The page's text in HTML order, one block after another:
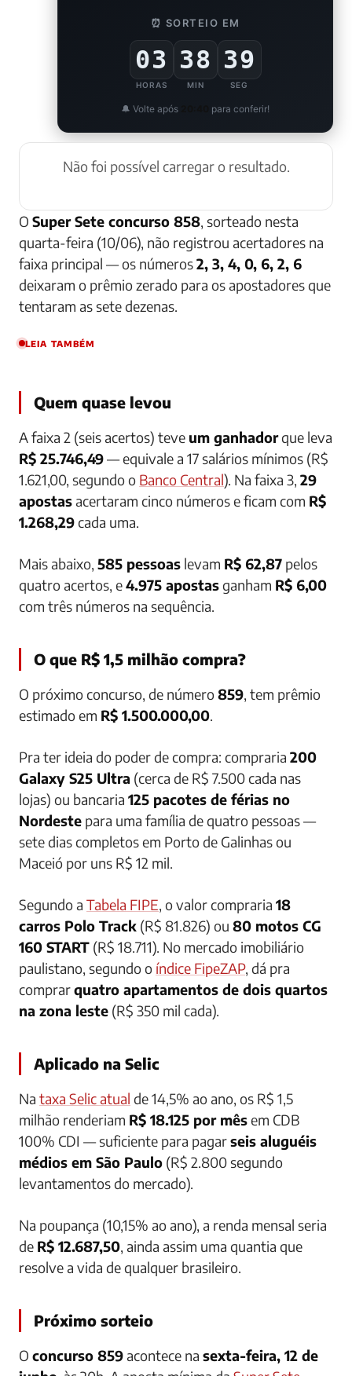
⏰ SORTEIO EM
03
HORAS
38
MIN
38
SEG
🔔 Volte após para conferir!
Não foi possível carregar o resultado.
O Super Sete concurso 858, sorteado nesta
quarta-feira (10/06), não registrou acertadores na
faixa principal — os números2, 3, 4, 0, 6, 2, 6
deixaram o prêmio zerado para os apostadores que
tentaram as sete dezenas.
LEIA TAMBÉM
Quem quase levou
A faixa 2 (seis acertos) teve um ganhadorque leva
R$ 25.746,49— equivale a 17 salários mínimos (R$
1.621,00, segundo o Banco Central). Na faixa 3, 29
apostasacertaram cinco números e ficam com R$
1.268,29cada uma.
Mais abaixo, 585 pessoas levam R$ 62,87 pelos
quatro acertos, e4.975 apostasganham R$ 6,00
com três números na sequência.
O que R$ 1,5 milhão compra?
O próximo concurso, de número859, tem prêmio
estimado em R$ 1.500.000,00.
Pra ter ideia do poder de compra: compraria 200
Galaxy S25 Ultra (cerca de R$ 7.500 cada nas
lojas) ou bancaria 125 pacotes de férias no
Nordeste para uma família de quatro pessoas —
sete dias completos em Porto de Galinhas ou
Maceió por uns R$ 12 mil.
Segundo a Tabela FIPE, o valor compraria 18
carros Polo Track (R$ 81.826) ou 80 motos CG
160 START (R$ 18.711). No mercado imobiliário
paulistano, segundo o índice FipeZAP, dá pra
comprarquatro apartamentos de dois quartos
na zona leste (R$ 350 mil cada).
Aplicado na Selic
Na taxa Selic atual de 14,5% ao ano, os R$ 1,5
milhão renderiam R$ 18.125 por mêsem CDB
100% CDI — suficiente para pagarseis aluguéis
médios em São Paulo (R$ 2.800 segundo
levantamentos do mercado).
Na poupança (10,15% ao ano), a renda mensal seria
de R$ 12.687,50, ainda assim uma quantia que
resolve a vida de qualquer brasileiro.
Próximo sorteio
O concurso 859acontece na sexta-feira, 12 de